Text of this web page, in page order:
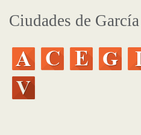
Ciudades de García